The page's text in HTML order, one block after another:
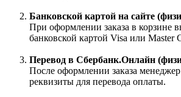
Банковской картой на сайте
При оформлении заказа в корзине
банковской картой Visa или Master
Перевод в Сбербанк.Онлайн
После оформлении заказа
реквизиты для перевода оплаты.